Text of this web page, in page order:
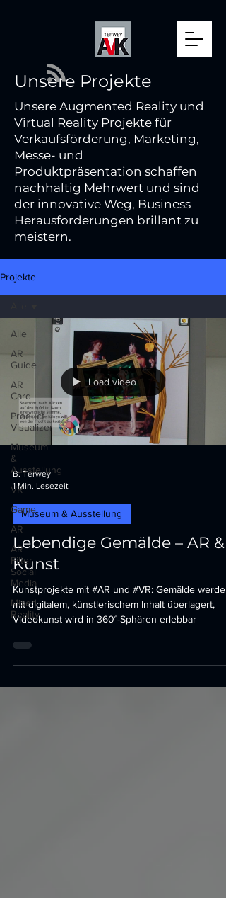
Unsere Projekte
Unsere Augmented Reality und
Virtual Reality Projekte für
Verkaufsförderung, Marketing,
Messe- und
Produktpräsentation schaffen
nachhaltig Mehrwert und sind
der innovative Weg, Business
Herausforderungen brillant zu
meistern.
Projekte
Alle
AR
Guide
AR
Card
Product
Visualizer
Museum
&
Ausstellung
VR
Game
AR
AR
Filter
Social
Media
Mixed
Reality
Load video
B. Terwey
1 Min. Lesezeit
Museum & Ausstellung
Lebendige Gemälde – AR &
Kunst
Kunstprojekte mit #AR und #VR: Gemälde werden
mit digitalem, künstlerischem Inhalt überlagert,
Videokunst wird in 360°-Sphären erlebbar